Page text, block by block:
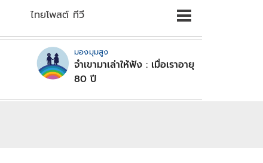
ไทยโพสต์ ทีวี
มองมุมสูง
จำเขามาเล่าให้ฟัง : เมื่อเราอายุ
80 ปี